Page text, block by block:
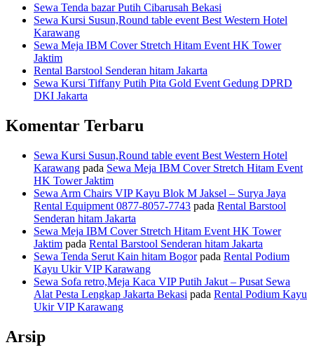
Sewa Tenda bazar Putih Cibarusah Bekasi
Sewa Kursi Susun,Round table event Best Western Hotel
Karawang
Sewa Meja IBM Cover Stretch Hitam Event HK Tower
Jaktim
Rental Barstool Senderan hitam Jakarta
Sewa Kursi Tiffany Putih Pita Gold Event Gedung DPRD
DKI Jakarta
Komentar Terbaru
Sewa Kursi Susun,Round table event Best Western Hotel
Karawang pada Sewa Meja IBM Cover Stretch Hitam Event
HK Tower Jaktim
Sewa Arm Chairs VIP Kayu Blok M Jaksel – Surya Jaya
Rental Equipment 0877-8057-7743 pada Rental Barstool
Senderan hitam Jakarta
Sewa Meja IBM Cover Stretch Hitam Event HK Tower
Jaktim pada Rental Barstool Senderan hitam Jakarta
Sewa Tenda Serut Kain hitam Bogorpada Rental Podium
Kayu Ukir VIP Karawang
Sewa Sofa retro,Meja Kaca VIP Putih Jakut – Pusat Sewa
Alat Pesta Lengkap Jakarta Bekasi pada Rental Podium Kayu
Ukir VIP Karawang
Arsip